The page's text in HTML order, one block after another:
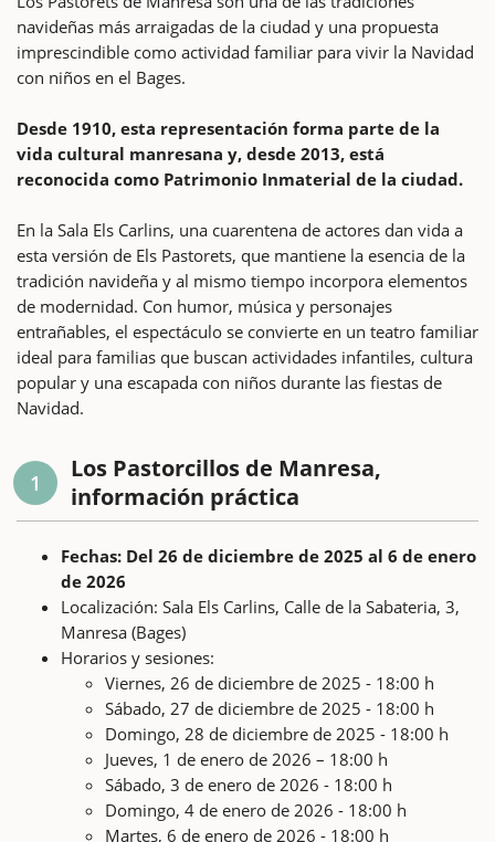
navideñas más arraigadas de la ciudad y una propuesta
imprescindible como actividad familiar para vivir la Navidad
con niños en el Bages.
Desde 1910, esta representación forma parte de la
vida cultural manresana y, desde 2013, está
reconocida como Patrimonio Inmaterial de la ciudad.
En la Sala Els Carlins, una cuarentena de actores dan vida a
esta versión de Els Pastorets, que mantiene la esencia de la
tradición navideña y al mismo tiempo incorpora elementos
de modernidad. Con humor, música y personajes
entrañables, el espectáculo se convierte en un teatro familiar
ideal para familias que buscan actividades infantiles, cultura
popular y una escapada con niños durante las fiestas de
Navidad.
1
Los Pastorcillos de Manresa,
información práctica
Fechas: Del 26 de diciembre de 2025 al 6 de enero
de 2026
Localización: Sala Els Carlins, Calle de la Sabateria, 3,
Manresa (Bages)
Horarios y sesiones:
Viernes, 26 de diciembre de 2025 - 18:00 h
Sábado, 27 de diciembre de 2025 - 18:00 h
Domingo, 28 de diciembre de 2025 - 18:00 h
Jueves, 1 de enero de 2026 – 18:00 h
Sábado, 3 de enero de 2026 - 18:00 h
Domingo, 4 de enero de 2026 - 18:00 h
Martes, 6 de enero de 2026 - 18:00 h